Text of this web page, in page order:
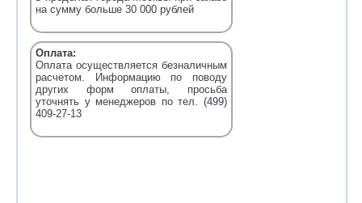
на сумму больше 30 000 рублей
Оплата:
Оплата осуществляется безналичным
расчетом. Информацию по поводу
других форм оплаты, просьба
уточнять у менеджеров по тел. (499)
409-27-13